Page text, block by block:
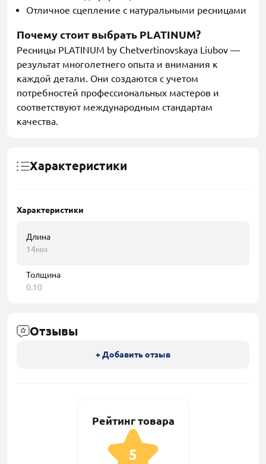
Отличное сцепление с натуральными ресницами
Почему стоит выбрать PLATINUM?
Ресницы PLATINUM by Chetvertinovskaya Liubov —
результат многолетнего опыта и внимания к
каждой детали. Они создаются с учетом
потребностей профессиональных мастеров и
соответствуют международным стандартам
качества.
Характеристики
Характеристики
Длина
14мм
Толщина
0.10
Отзывы
+ Добавить отзыв
Рейтинг товара
5